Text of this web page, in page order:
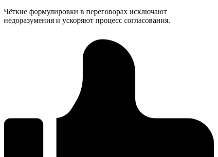
Чёткие формулировки в переговорах исключают
недоразумения и ускоряют процесс согласования.